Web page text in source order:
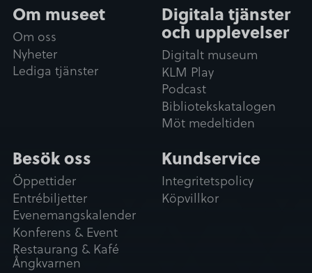
Om museet
Om oss
Nyheter
Lediga tjänster
Digitala tjänster
och upplevelser
Digitalt museum
KLM Play
Podcast
Bibliotekskatalogen
Möt medeltiden
Besök oss
Öppettider
Entrébiljetter
Evenemangskalender
Konferens & Event
Restaurang & Kafé
Ångkvarnen
Kundservice
Integritetspolicy
Köpvillkor